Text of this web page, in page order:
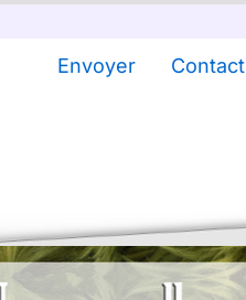
Envoyer Contact